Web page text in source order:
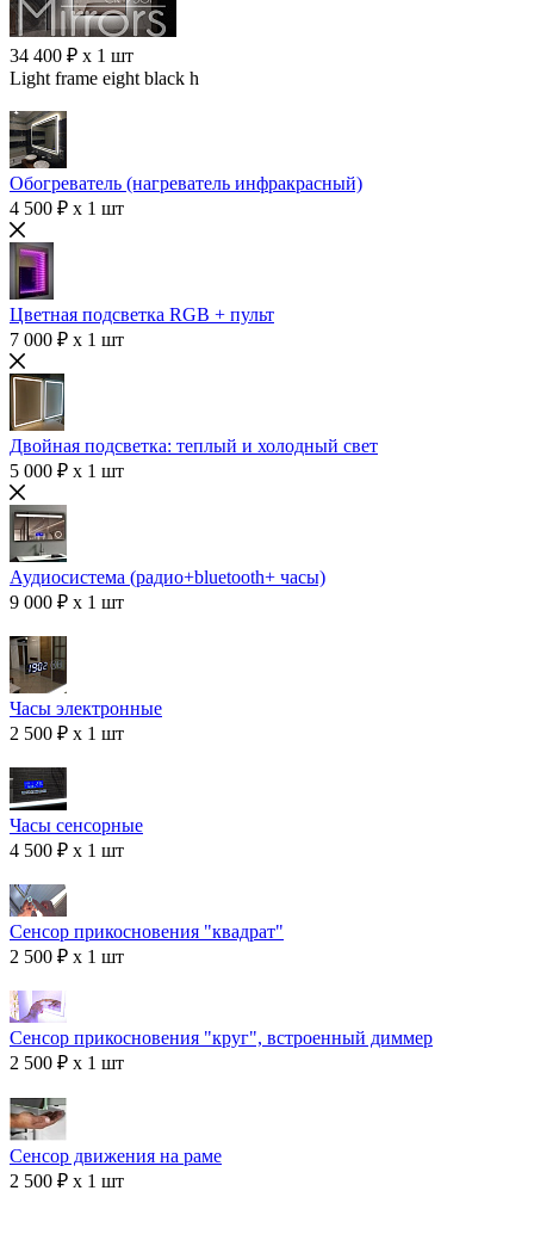
34 400 ₽ x 1 шт
Light frame eight black h
Обогреватель (нагреватель инфракрасный)
4 500 ₽ x 1 шт
Цветная подсветка RGB + пульт
7 000 ₽ x 1 шт
Двойная подсветка: теплый и холодный свет
5 000 ₽ x 1 шт
Аудиосистема (радио+bluetooth+ часы)
9 000 ₽ x 1 шт
Часы электронные
2 500 ₽ x 1 шт
Часы сенсорные
4 500 ₽ x 1 шт
Сенсор прикосновения "квадрат"
2 500 ₽ x 1 шт
Сенсор прикосновения "круг", встроенный диммер
2 500 ₽ x 1 шт
Сенсор движения на раме
2 500 ₽ x 1 шт